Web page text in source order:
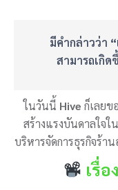
มีคำกล่าวว่า
สามารถเกิด
ในวันนี้ Hive ก็เลย
สร้างแรงบันดาลใจใ
บริหารจัดการธุรกิจร้า
เรื่